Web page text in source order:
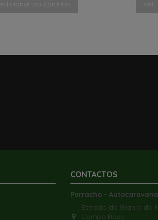
Adicionar ao carrinho Ver
CONTACTOS
Parracho -
Estrada da Granja do
Campo Raso